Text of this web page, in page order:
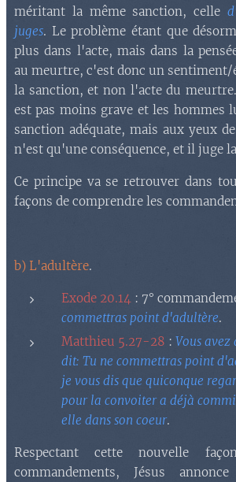
méritant la même sanction, celle
juges. Le problème étant que
plus dans l'acte, mais dans la
au meurtre, c'est donc un
la sanction, et non l'acte du
est pas moins grave et les hommes
sanction adéquate, mais aux yeux
n'est qu'une conséquence, et il juge
Ce principe va se retrouver dans
façons de comprendre les
b) L'adultère.
Exode 20.14 : 7°
commettras point d'adultère.
Matthieu 5.27-28 : Vous
dit: Tu ne commettras point
je vous dis que quiconque
pour la convoiter a déjà
elle dans son coeur.
Respectant cette nouvelle
commandements, Jésus